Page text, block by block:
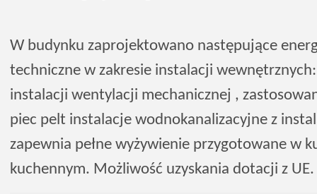
W budynku zaprojektowano następujące
techniczne w zakresie instalacji
instalacji wentylacji mechanicznej ,
piec pelt instalacje wodnokanalizacyjne z
zapewnia pełne wyżywienie przygotowane w
kuchennym. Możliwość uzyskania dotacji z UE.